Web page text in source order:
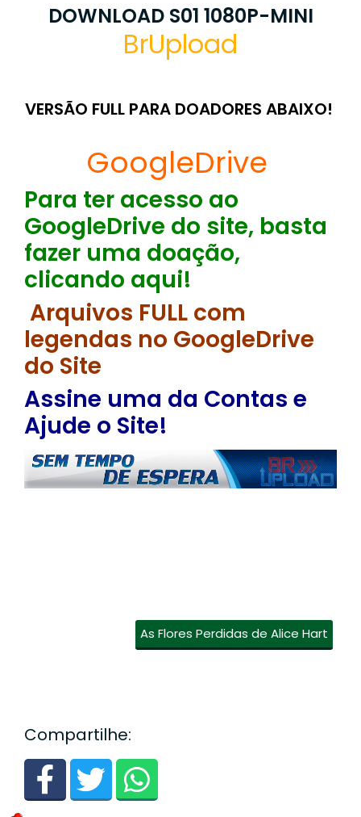
DOWNLOAD S01 1080P-MINI
BrUpload
VERSÃO FULL PARA DOADORES ABAIXO!
GoogleDrive
Para ter acesso ao
GoogleDrive do site, basta
fazer uma doação,
clicando aqui!
Arquivos FULL com
legendas no GoogleDrive
do Site
Assine uma da Contas e
Ajude o Site!
As Flores Perdidas de Alice Hart
Compartilhe: